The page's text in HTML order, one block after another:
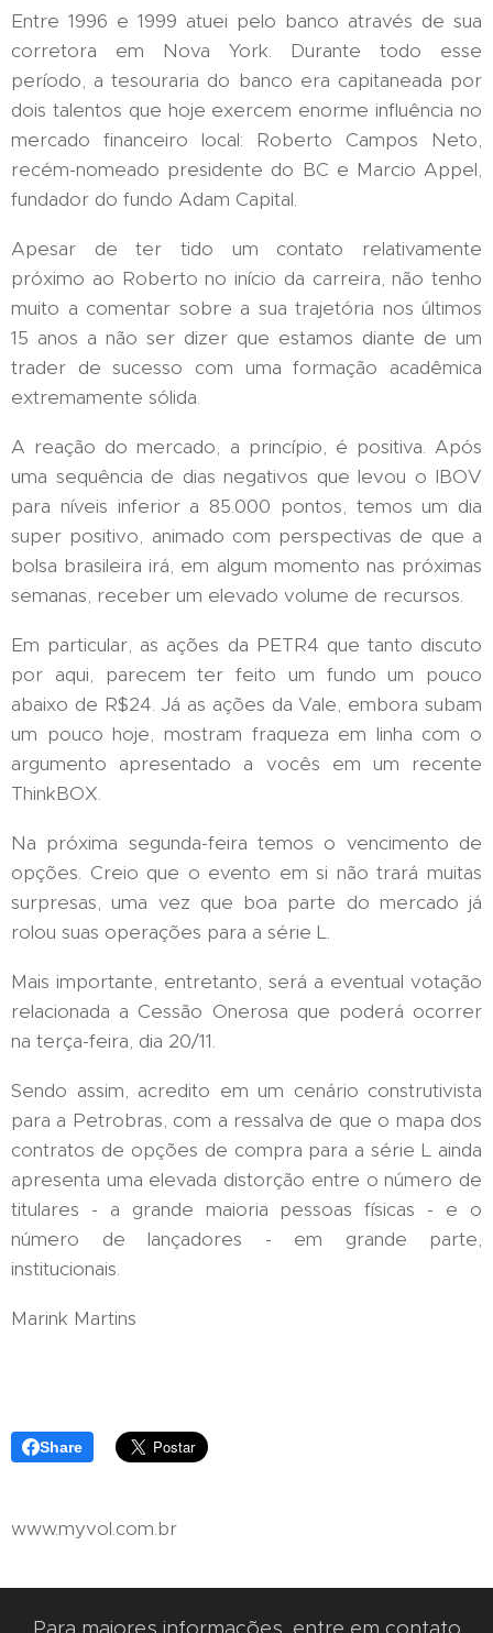
Entre 1996 e 1999 atuei pelo banco através de sua
corretora em Nova York. Durante todo esse
período, a tesouraria do banco era capitaneada por
dois talentos que hoje exercem enorme influência no
mercado financeiro local: Roberto Campos Neto,
recém-nomeado presidente do BC e Marcio Appel,
fundador do fundo Adam Capital.
Apesar de ter tido um contato relativamente
próximo ao Roberto no início da carreira, não tenho
muito a comentar sobre a sua trajetória nos últimos
15 anos a não ser dizer que estamos diante de um
trader de sucesso com uma formação acadêmica
extremamente sólida.
A reação do mercado, a princípio, é positiva. Após
uma sequência de dias negativos que levou o IBOV
para níveis inferior a 85.000 pontos, temos um dia
super positivo, animado com perspectivas de que a
bolsa brasileira irá, em algum momento nas próximas
semanas, receber um elevado volume de recursos.
Em particular, as ações da PETR4 que tanto discuto
por aqui, parecem ter feito um fundo um pouco
abaixo de R$24. Já as ações da Vale, embora subam
um pouco hoje, mostram fraqueza em linha com o
argumento apresentado a vocês em um recente
ThinkBOX.
Na próxima segunda-feira temos o vencimento de
opções. Creio que o evento em si não trará muitas
surpresas, uma vez que boa parte do mercado já
rolou suas operações para a série L.
Mais importante, entretanto, será a eventual votação
relacionada a Cessão Onerosa que poderá ocorrer
na terça-feira, dia 20/11.
Sendo assim, acredito em um cenário construtivista
para a Petrobras, com a ressalva de que o mapa dos
contratos de opções de compra para a série L ainda
apresenta uma elevada distorção entre o número de
titulares - a grande maioria pessoas físicas - e o
número de lançadores - em grande parte,
institucionais.
Marink Martins
Share
www.myvol.com.br